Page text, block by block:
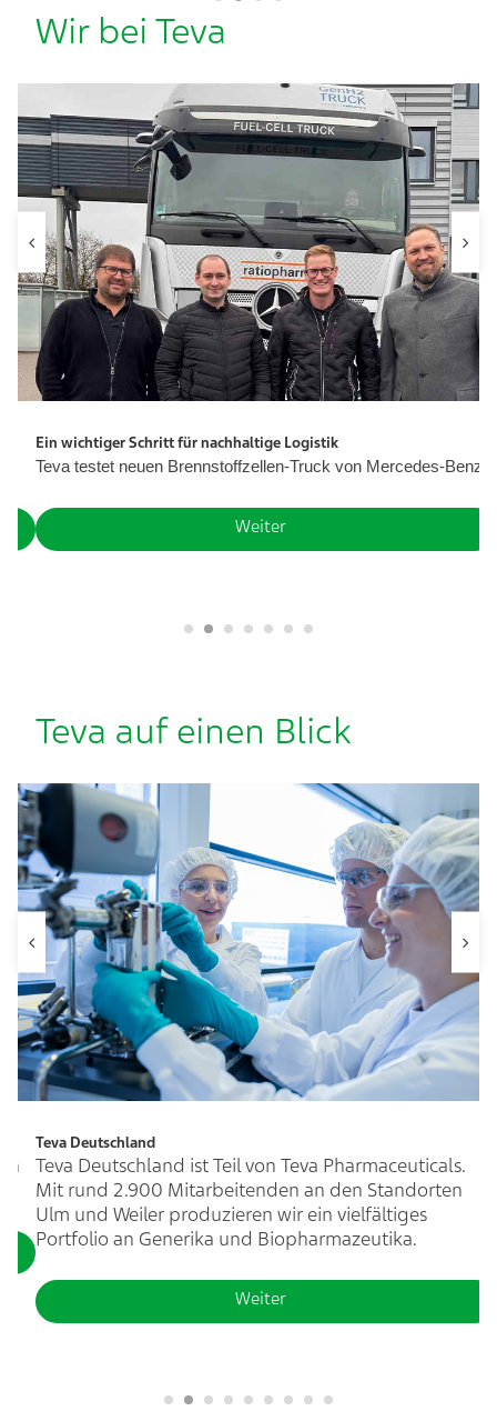
Wir bei Teva
Ein wichtiger Schritt für nachhaltige Logistik
Teva testet neuen Brennstoffzellen-Truck von Mercedes-Benz
Weiter
Teva auf einen Blick
Teva Deutschland
Teva Deutschland ist Teil von Teva Pharmaceuticals.
Mit rund 2.900 Mitarbeitenden an den Standorten
Ulm und Weiler produzieren wir ein vielfältiges
Portfolio an Generika und Biopharmazeutika.
Weiter